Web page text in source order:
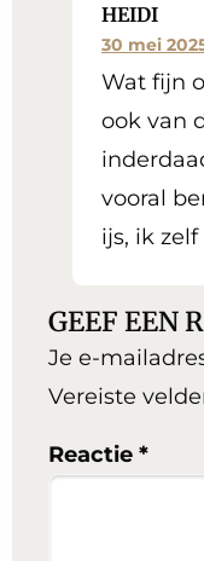
HEIDI
30 mei
Wat fijn
ook van
vooral
ijs, ik
GEEF EEN
Je e-
Vereiste
Reactie *